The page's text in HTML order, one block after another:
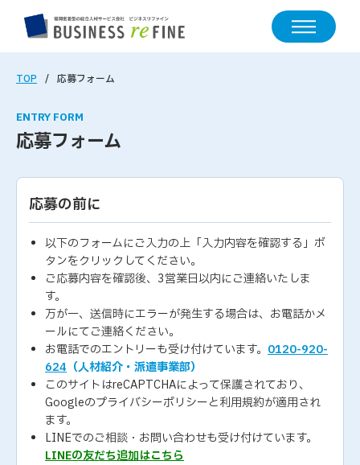
TOP 応募フォーム
ENTRY FORM
応募フォーム
応募の前に
以下のフォームにご入力の上「入力内容を確認する」ボ
タンをクリックしてください。
ご応募内容を確認後、3営業日以内にご連絡いたしま
す。
万が一、送信時にエラーが発生する場合は、お電話かメ
ールにてご連絡ください。
お電話でのエントリーも受け付けています。 0120-920-
624 （人材紹介・派遣事業部）
このサイトはreCAPTCHAによって保護されており、
Googleのプライバシーポリシーと利用規約が適用され
ます。
LINEでのご相談・お問い合わせも受け付けています。
LINEの友だち追加はこちら